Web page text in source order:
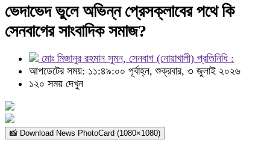
ভেদাভেদ ভুলে অভিন্ন প্রেসক্লাবের পথে কি
সেনবাগের সাংবাদিক সমাজ?
মোঃ মিজানুর রহমান সুমন, সেনবাগ (নোয়াখালী) প্রতিনিধি :
আপডেটের সময়: ১১:৪৯:০০ পূর্বাহ্ন, শুক্রবার, ৩ জুলাই ২০২৬
১২০ সময় দেখুন
📸 Download News PhotoCard (1080×1080)